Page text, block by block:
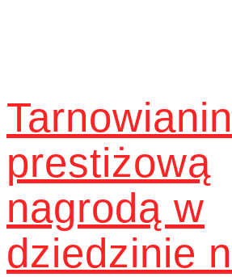
prestiżową
nagrodą w
dziedzinie